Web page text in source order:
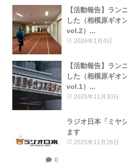
【活動報告】ラン
した（相模原ギオ
vol.2）...
2026年1月4日
【活動報告】ラン
した（相模原ギオ
vol.1）...
2025年11月30日
0
ラジオ日本「ミヤ
ます
2025年11月26日